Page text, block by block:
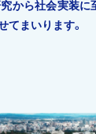
究から社会実装に
てまいります。